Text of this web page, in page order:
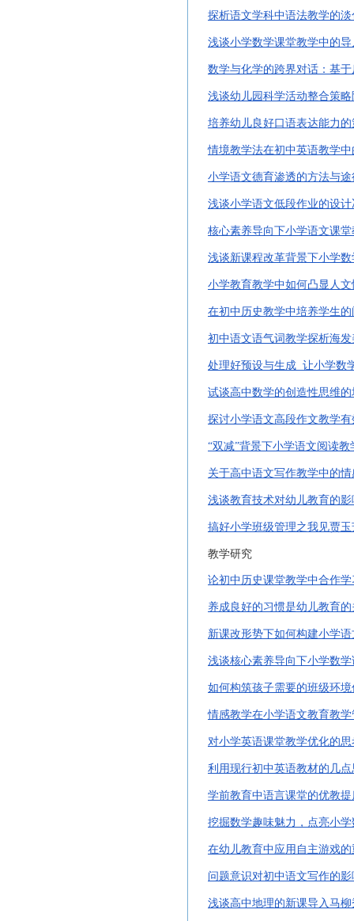
探析语文学科中语法教学的
浅谈小学数学课堂教学中的
数学与化学的跨界对话：基
浅谈幼儿园科学活动整合策
培养幼儿良好口语表达能力
情境教学法在初中英语教学
小学语文德育渗透的方法与
浅谈小学语文低段作业的设
核心素养导向下小学语文课
浅谈新课程改革背景下小学
小学教育教学中如何凸显人
在初中历史教学中培养学生
初中语文语气词教学探析海发
处理好预设与生成 让小学数
试谈高中数学的创造性思维
探讨小学语文高段作文教学
“双减”背景下小学语文阅读
关于高中语文写作教学中的
浅谈教育技术对幼儿教育的
搞好小学班级管理之我见贾玉
教学研究
论初中历史课堂教学中合作
养成良好的习惯是幼儿教育
新课改形势下如何构建小学
浅谈核心素养导向下小学数
如何构筑孩子需要的班级环
情感教学在小学语文教育教
对小学英语课堂教学优化的思
利用现行初中英语教材的几
学前教育中语言课堂的优教
挖掘数学趣味魅力，点亮小
在幼儿教育中应用自主游戏
问题意识对初中语文写作的
浅谈高中地理的新课导入马柳